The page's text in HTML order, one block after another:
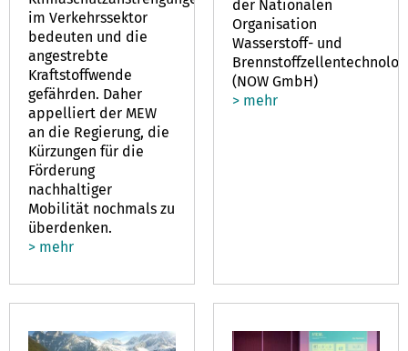
im Verkehrssektor
bedeuten und die
angestrebte
Kraftstoffwende
gefährden. Daher
appelliert der MEW
an die Regierung, die
Kürzungen für die
Förderung
nachhaltiger
Mobilität nochmals zu
überdenken.
> mehr
der Nationalen
Organisation
Wasserstoff- und
(NOW GmbH)
> mehr